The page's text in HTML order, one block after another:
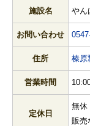
施設名 やん
お問い合わせ
住所 榛原
営業時間
定休日
無休
販売